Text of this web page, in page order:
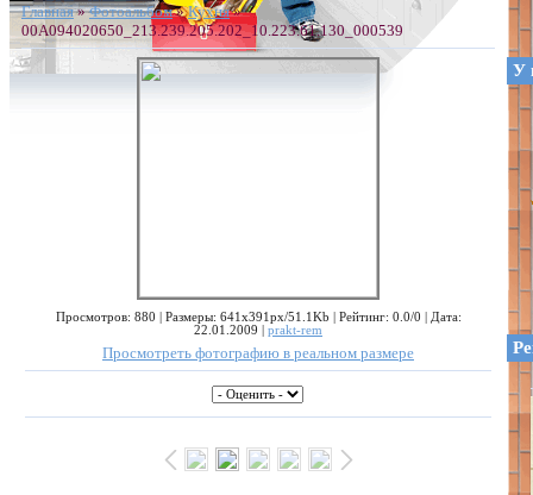
Главная»Фотоальбом»Кухня»
00A094020650_213.239.205.202_10.223.61.130_000539
Просмотров: 880 | Размеры: 641x391px/51.1Kb | Рейтинг: 0.0/0 | Дата:
22.01.2009 | prakt-rem
Просмотреть фотографию в реальном размере
У